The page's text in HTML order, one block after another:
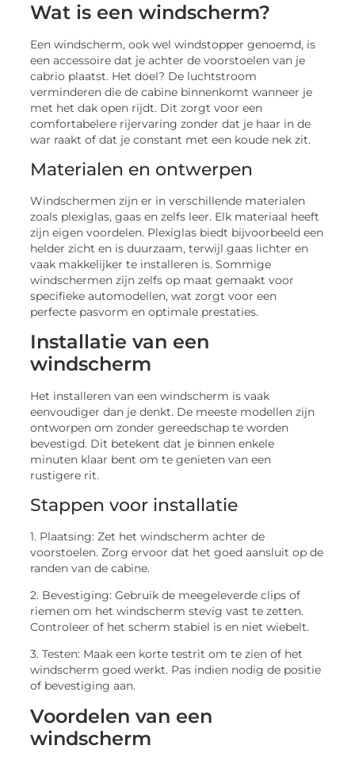
Wat is een windscherm?
Een windscherm, ook wel windstopper genoemd, is
een accessoire dat je achter de voorstoelen van je
cabrio plaatst. Het doel? De luchtstroom
verminderen die de cabine binnenkomt wanneer je
met het dak open rijdt. Dit zorgt voor een
comfortabelere rijervaring zonder dat je haar in de
war raakt of dat je constant met een koude nek zit.
Materialen en ontwerpen
Windschermen zijn er in verschillende materialen
zoals plexiglas, gaas en zelfs leer. Elk materiaal heeft
zijn eigen voordelen. Plexiglas biedt bijvoorbeeld een
helder zicht en is duurzaam, terwijl gaas lichter en
vaak makkelijker te installeren is. Sommige
windschermen zijn zelfs op maat gemaakt voor
specifieke automodellen, wat zorgt voor een
perfecte pasvorm en optimale prestaties.
Installatie van een
windscherm
Het installeren van een windscherm is vaak
eenvoudiger dan je denkt. De meeste modellen zijn
ontworpen om zonder gereedschap te worden
bevestigd. Dit betekent dat je binnen enkele
minuten klaar bent om te genieten van een
rustigere rit.
Stappen voor installatie
1. Plaatsing: Zet het windscherm achter de
voorstoelen. Zorg ervoor dat het goed aansluit op de
randen van de cabine.
2. Bevestiging: Gebruik de meegeleverde clips of
riemen om het windscherm stevig vast te zetten.
Controleer of het scherm stabiel is en niet wiebelt.
3. Testen: Maak een korte testrit om te zien of het
windscherm goed werkt. Pas indien nodig de positie
of bevestiging aan.
Voordelen van een
windscherm